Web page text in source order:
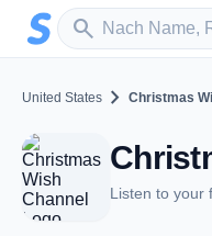
Zum Hauptinhalt springen
search
Sender suchen
United States chevron_right Christmas
Listen to your